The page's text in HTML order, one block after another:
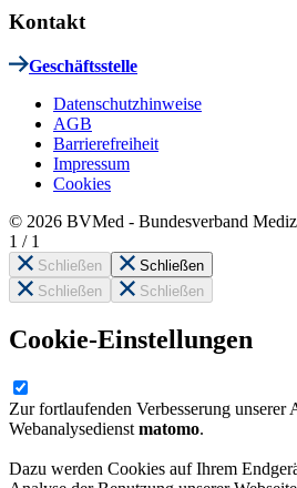
Kontakt
Geschäftsstelle
Datenschutzhinweise
AGB
Barrierefreiheit
Impressum
Cookies
© 2026 BVMed - Bundesverband
1 / 1
Schließen
Schließen
Schließen
Schließen
Cookie-Einstellungen
Zur fortlaufenden Verbesserung unserer
Webanalysedienst matomo.
Dazu werden Cookies auf Ihrem